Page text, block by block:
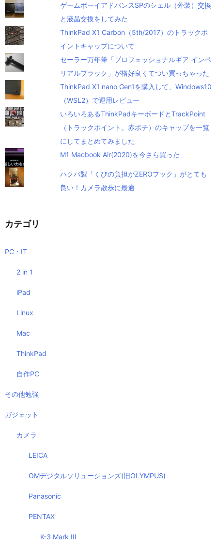
ゲームボーイアドバンスSPのシェル（外装）交換
と液晶交換をしてみた
ThinkPad X1 Carbon（5th/2017）のトラックポ
イントキャップについて
セーラー万年筆「プロフェッショナルギア インペ
リアルブラック」が格好良くてつい買っちゃった
ThinkPad X1 nano Gen1を購入して、Windows10
（WSL2）で運用レビュー
いろいろあるThinkPadキーボードとTrackPoint
（トラックポイント。赤ポチ）のキャップを一覧
にしてまとめてみました
M1 Macbook Air(2020)を今さら買った
ハクバ製「くびの負担がZEROフック」がとても
良い！カメラ散歩に最適
カテゴリ
PC・IT
2 in 1
iPad
Linux
Mac
ThinkPad
自作PC
その他勉強
ガジェット
カメラ
LEICA
OMデジタルソリューションズ(旧OLYMPUS)
Panasonic
PENTAX
K-3 Mark III